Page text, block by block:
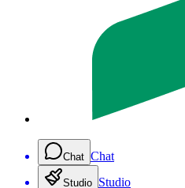
Chat Chat
Studio Studio